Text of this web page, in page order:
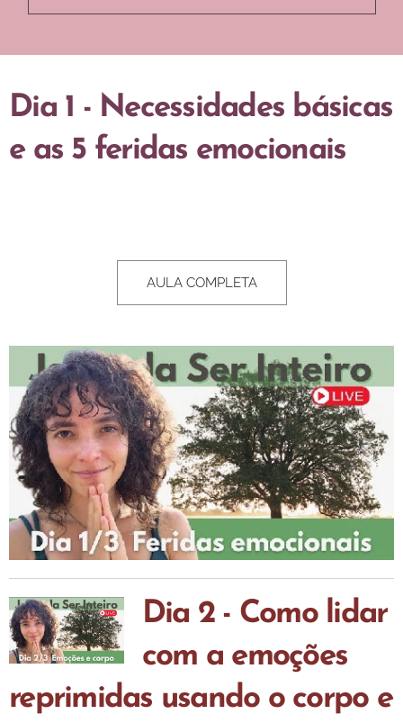
Dia 1 - Necessidades básicas
e as 5 feridas emocionais
AULA COMPLETA
Dia 2 - Como lidar
com a emoções
reprimidas usando o corpo e